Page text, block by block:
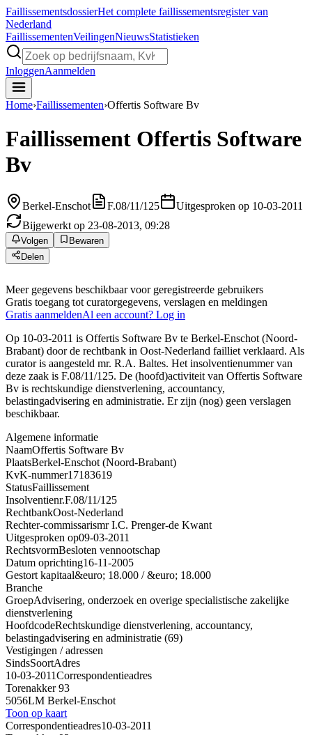
FaillissementsdossierHet complete faillissementsregister van
Nederland
FaillissementenVeilingenNieuwsStatistieken
InloggenAanmelden
Home›Faillissementen›Offertis Software Bv
Faillissement Offertis Software
Bv
Berkel-Enschot F.08/11/125
Uitgesproken op 10-03-2011
Bijgewerkt op 23-08-2013, 09:28
Volgen
Bewaren
Delen
Meer gegevens beschikbaar voor geregistreerde gebruikers
Gratis toegang tot curatorgegevens, verslagen en meldingen
Gratis aanmeldenAl een account? Log in
Op 10-03-2011 is Offertis Software Bv te Berkel-Enschot (Noord-
Brabant) door de rechtbank in Oost-Nederland failliet verklaard. Als
curator is aangesteld mr. R.A. Baltes. Het insolventienummer van
deze zaak is F.08/11/125. De (hoofd)activiteit van Offertis Software
Bv is rechtskundige dienstverlening, accountancy,
belastingadvisering en administratie. Er zijn (nog) geen verslagen
beschikbaar.
Algemene informatie
NaamOffertis Software Bv
PlaatsBerkel-Enschot (Noord-Brabant)
KvK-nummer17183619
StatusFaillissement
Insolventienr.F.08/11/125
RechtbankOost-Nederland
Rechter-commissarismr I.C. Prenger-de Kwant
Uitgesproken op09-03-2011
RechtsvormBesloten vennootschap
Datum oprichting16-11-2005
Gestort kapitaal&euro; 18.000 / &euro; 18.000
Branche
GroepAdvisering, onderzoek en overige specialistische zakelijke
dienstverlening
HoofdcodeRechtskundige dienstverlening, accountancy,
belastingadvisering en administratie (69)
Vestigingen / adressen
SindsSoortAdres
10-03-2011Correspondentieadres
Torenakker 93
5056LM Berkel-Enschot
Toon op kaart
Correspondentieadres10-03-2011